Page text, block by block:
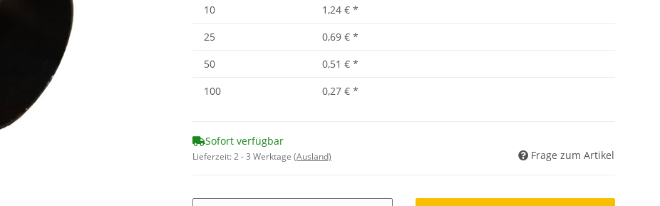
10 1,24 € *
25
0,69 € *
50
0,51 € *
100
0,27 € *
Sofort verfügbar
Lieferzeit:2 - 3 Werktage (Ausland) Frage zum Artikel